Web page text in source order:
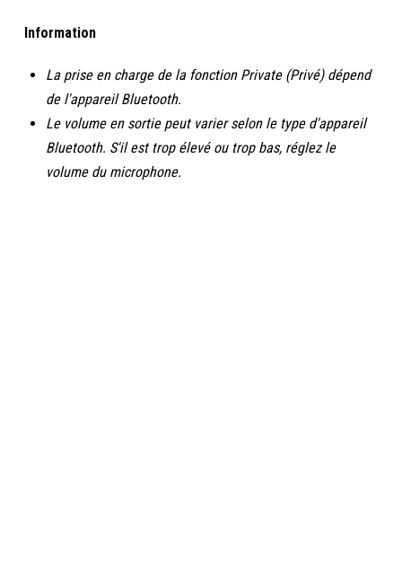
Information
La prise en charge de la fonction Private (Privé) dépend
de l'appareil Bluetooth.
Le volume en sortie peut varier selon le type d'appareil
Bluetooth. S'il est trop élevé ou trop bas, réglez le
volume du microphone.